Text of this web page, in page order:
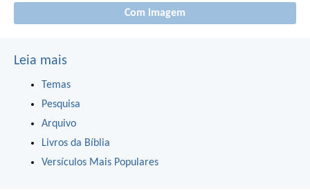
Com imagem
Leia mais
Temas
Pesquisa
Arquivo
Livros da Bíblia
Versículos Mais Populares